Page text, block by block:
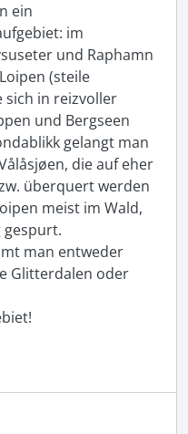
ein
im
und Raphamn
(steile
sich in reizvoller
und Bergseen
gelangt man
die auf eher
überquert werden
meist im Wald,
gespurt.
man entweder
Glitterdalen oder